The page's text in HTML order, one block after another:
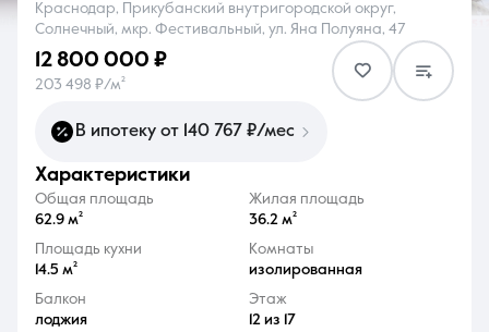
О компании Контакты
8 (861) 297-00-00
Ежедневно с 08:30 до 20:00
Краснодар, Прикубанский внутригородской округ,
Солнечный, мкр. Фестивальный, ул. Яна Полуяна, 47
12 800 000 ₽
203 498 ₽/м²
В ипотеку от 140 767 ₽/мес
характеристики
Общая площадь
62.9 м²
Жилая площадь
36.2 м²
Площадь кухни
14.5 м²
Комнаты
изолированная
Балкон
лоджия
Этаж
12 из 17